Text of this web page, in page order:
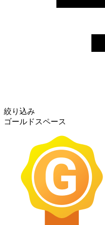
絞り込み
ゴールドスペース